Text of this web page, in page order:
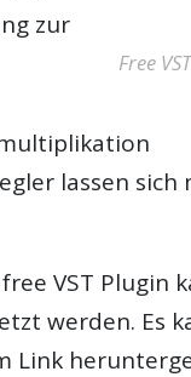
Free
zur
lassen sich
VST Plugin
werden. Es
Link